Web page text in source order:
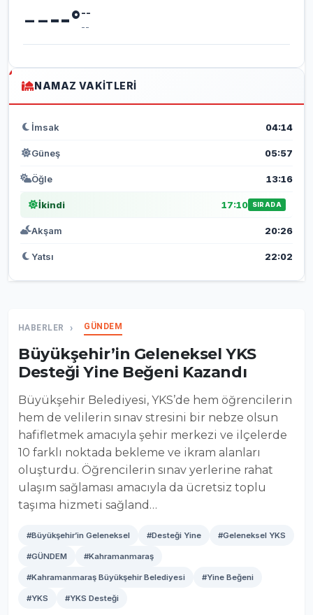
----°--
--
NAMAZ VAKITLERI
İmsak 04:14
Güneş 05:57
Öğle 13:16
İkindi 17:10 SIRADA
Akşam 20:26
Yatsı 22:02
HABERLER GÜNDEM
Büyükşehir’in Geleneksel YKS
Desteği Yine Beğeni Kazandı
Büyükşehir Belediyesi, YKS’de hem öğrencilerin
hem de velilerin sınav stresini bir nebze olsun
hafifletmek amacıyla şehir merkezi ve ilçelerde
10 farklı noktada bekleme ve ikram alanları
oluşturdu. Öğrencilerin sınav yerlerine rahat
ulaşım sağlaması amacıyla da ücretsiz toplu
taşıma hizmeti sağland…
#Büyükşehir’in Geleneksel #Desteği Yine #Geleneksel YKS
#GÜNDEM #Kahramanmaraş
#Kahramanmaraş Büyükşehir Belediyesi #Yine Beğeni
#YKS #YKS Desteği